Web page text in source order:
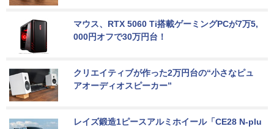
マウス、RTX 5060 Ti搭載ゲーミングPCが7万5,
000円オフで30万円台！
クリエイティブが作った2万円台の“小さなピュ
アオーディオスピーカー”
レイズ鍛造1ピースアルミホイール「CE28 N-plu